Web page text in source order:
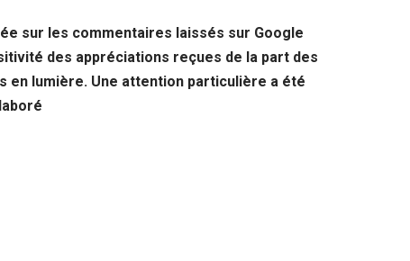
sur les commentaires laissés sur Google
des appréciations reçues de la part des
lumière. Une attention particulière a été